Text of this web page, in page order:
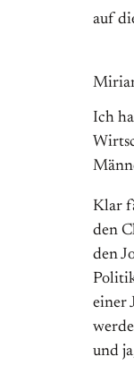
auf
Ich
Klar
den
den
einer
und